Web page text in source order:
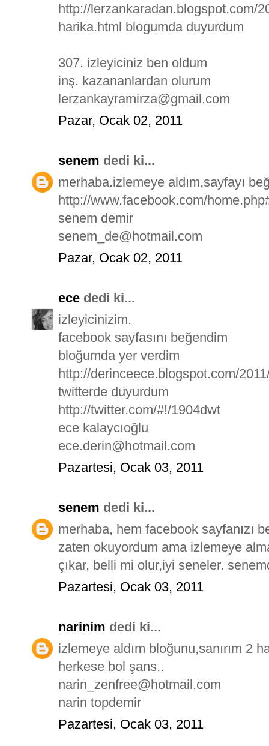
http://lerzankaradan.blogspot.com/
harika.html blogumda duyurdum
307. izleyiciniz ben oldum
inş. kazananlardan olurum
lerzankayramirza@gmail.com
Pazar, Ocak 02, 2011
senem dedi ki...
merhaba.izlemeye aldım,sayfayı
http://www.facebook.com/
senem demir
senem_de@hotmail.com
Pazar, Ocak 02, 2011
ece dedi ki...
izleyicinizim.
facebook sayfasını beğendim
bloğumda yer verdim
http://derinceece.blogspot.com/
twitterde duyurdum
http://twitter.com/#!/1904dwt
ece kalaycıoğlu
ece.derin@hotmail.com
Pazartesi, Ocak 03, 2011
senem dedi ki...
merhaba, hem facebook sayfanızı
zaten okuyordum ama izlemeye
çıkar, belli mi olur,iyi seneler.
Pazartesi, Ocak 03, 2011
narinim dedi ki...
izlemeye aldım bloğunu,sanırım 2
herkese bol şans..
narin_zenfree@hotmail.com
narin topdemir
Pazartesi, Ocak 03, 2011